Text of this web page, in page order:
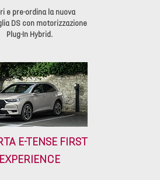
e pre-ordina la nuova
DS con motorizzazione
Plug-In Hybrid.
E-TENSE FIRST
EXPERIENCE